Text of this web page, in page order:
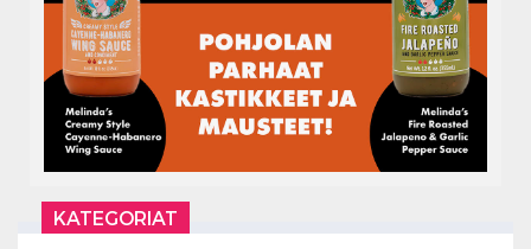
KATEGORIAT